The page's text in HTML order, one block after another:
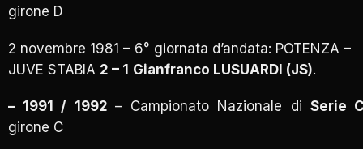
girone D
2 novembre 1981 – 6° giornata d’andata: POTENZA –
JUVE STABIA 2 – 1 Gianfranco LUSUARDI (JS).
– 1991 / 1992 – Campionato Nazionale di Serie
girone C